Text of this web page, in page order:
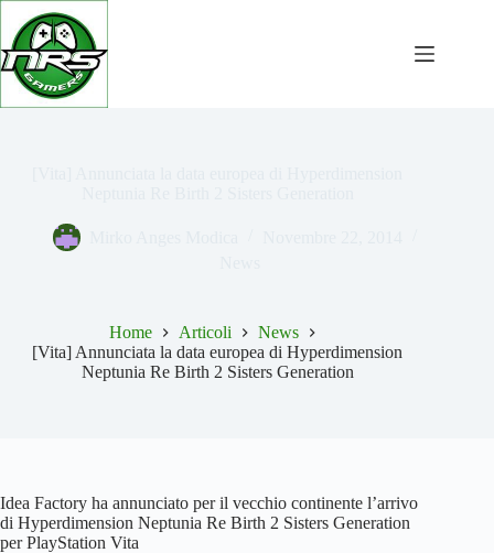
Salta
contenuto
Home Articoli
News
[Vita] Annunciata la data europea di Hyperdimension
Neptunia Re Birth 2 Sisters Generation
Idea Factory ha annunciato per il vecchio continente l’arrivo
di Hyperdimension Neptunia Re Birth 2 Sisters Generation
per PlayStation Vita